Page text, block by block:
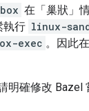
在「巢狀」
執行 linux-
exec 。因此
確修改 Bazel